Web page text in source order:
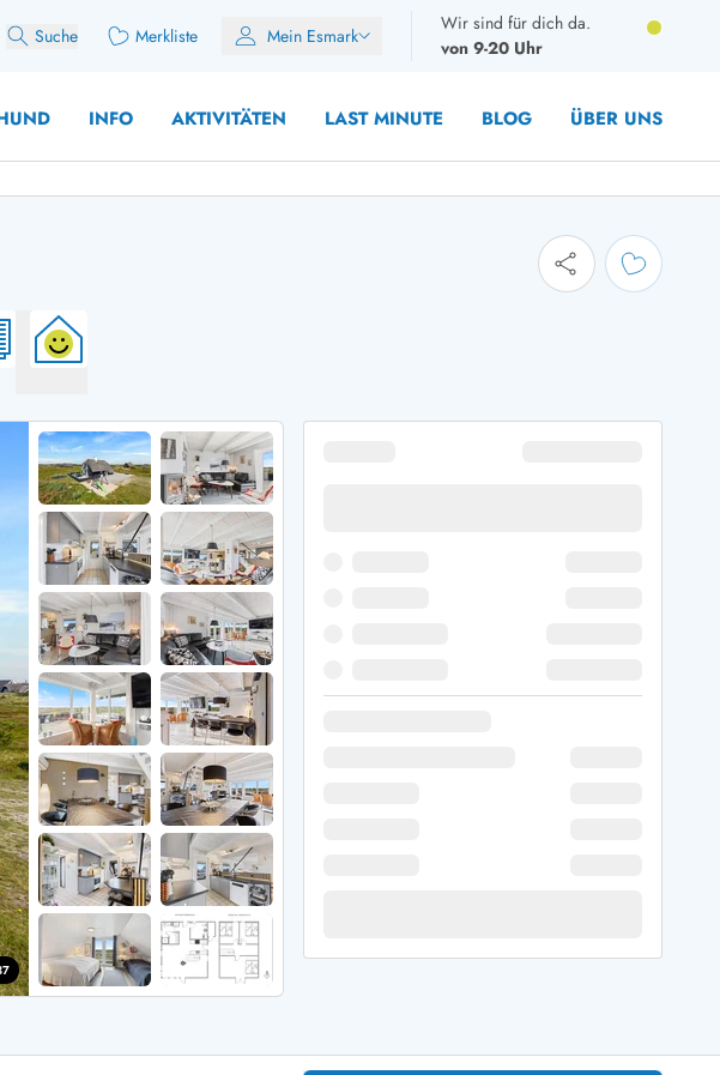
Suche Merkliste Mein Esmark
Wir sind für dich da.
von 9-20 Uhr
INFO AKTIVITÄTEN LAST MINUTE BLOG ÜBER UNS
Ferienhaus für 8 Personen
Ferienhaus für 10 Personen
Ferienhaus für Gruppen
Ferienhäuser im Frühjahr
Ferienhäuser im Sommer
Ferienhäuser im Herbst
Ferienhäuser im Winter
Ferienhäuser über Weihnachten
Ferienhäuser über Silvester
Ferienhäuser in Nymindegab
Ferienhäuser Römö
Ferienhäuser am Ringköbing Fjord
Ferienhäuser Sondervig
Ferienhäuser Skodbjerge
Ferienhäuser in Thorsminde
Ferienhäuser Vederso Klit
Ferienhäuser Vejers Strand
Ferienhäuser Vester Husby